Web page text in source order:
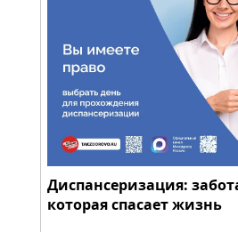
Диспансеризация:
которая спасает жизнь